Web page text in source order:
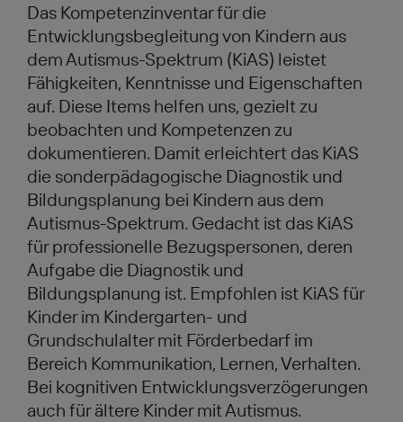
Das Kompetenzinventar für die
Entwicklungsbegleitung von Kindern aus
dem Autismus-Spektrum (KiAS) leistet
Fähigkeiten, Kenntnisse und Eigenschaften
auf. Diese Items helfen uns, gezielt zu
beobachten und Kompetenzen zu
dokumentieren. Damit erleichtert das KiAS
die sonderpädagogische Diagnostik und
Bildungsplanung bei Kindern aus dem
Autismus-Spektrum. Gedacht ist das KiAS
für professionelle Bezugspersonen, deren
Aufgabe die Diagnostik und
Bildungsplanung ist. Empfohlen ist KiAS für
Kinder im Kindergarten- und
Grundschulalter mit Förderbedarf im
Bereich Kommunikation, Lernen, Verhalten.
Bei kognitiven Entwicklungsverzögerungen
auch für ältere Kinder mit Autismus.